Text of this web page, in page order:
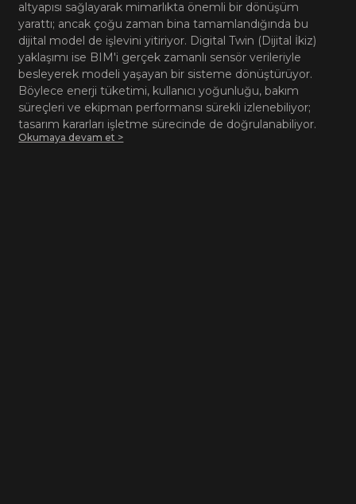
altyapısı sağlayarak mimarlıkta önemli bir dönüşüm
yarattı; ancak çoğu zaman bina tamamlandığında bu
dijital model de işlevini yitiriyor. Digital Twin (Dijital İkiz)
yaklaşımı ise BIM'i gerçek zamanlı sensör verileriyle
besleyerek modeli yaşayan bir sisteme dönüştürüyor.
Böylece enerji tüketimi, kullanıcı yoğunluğu, bakım
süreçleri ve ekipman performansı sürekli izlenebiliyor;
tasarım kararları işletme sürecinde de doğrulanabiliyor.
Okumaya devam et >